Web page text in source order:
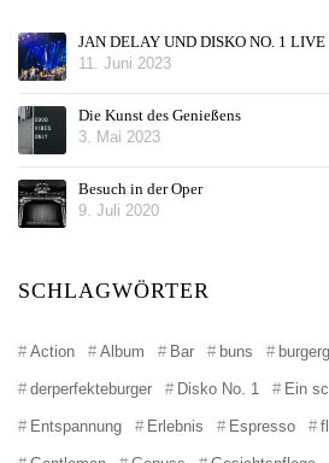
JAN DELAY UND DISKO NO. 1
11. Juni 2023
Die Kunst des Genießens
3. Mai 2023
Besuch in der Oper
9. Juli 2020
SCHLAGWÖRTER
Action Album Bar buns
derperfekteburger Disko No. 1 Ein
Entspannung Erlebnis Espresso